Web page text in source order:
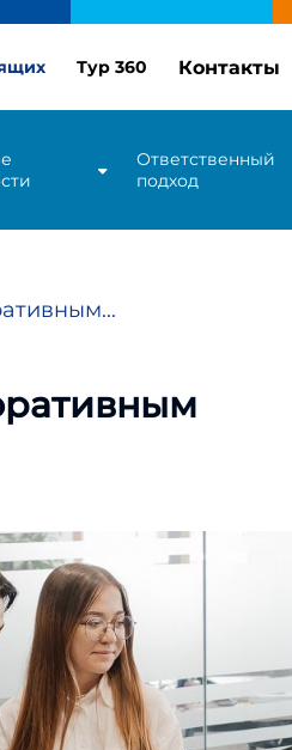
Тур 360 Контакты
Ответственный
подход